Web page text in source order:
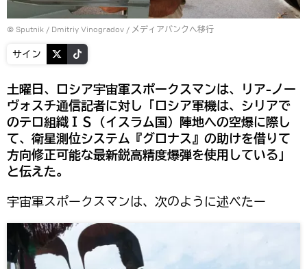
© Sputnik / Dmitriy Vinogradov / メディアバンクへ移行
サイン
土曜日、ロシア宇宙軍スポークスマンは、リア-ノー
ヴォスチ通信記者に対し「ロシア軍機は、シリアで
のテロ組織ＩＳ（イスラム国）陣地への空爆に際し
て、衛星測位システム『グロナス』の助けを借りて
方向修正可能な最新鋭高精度爆弾を使用している」
と伝えた。
宇宙軍スポークスマンは、次のように述べたー